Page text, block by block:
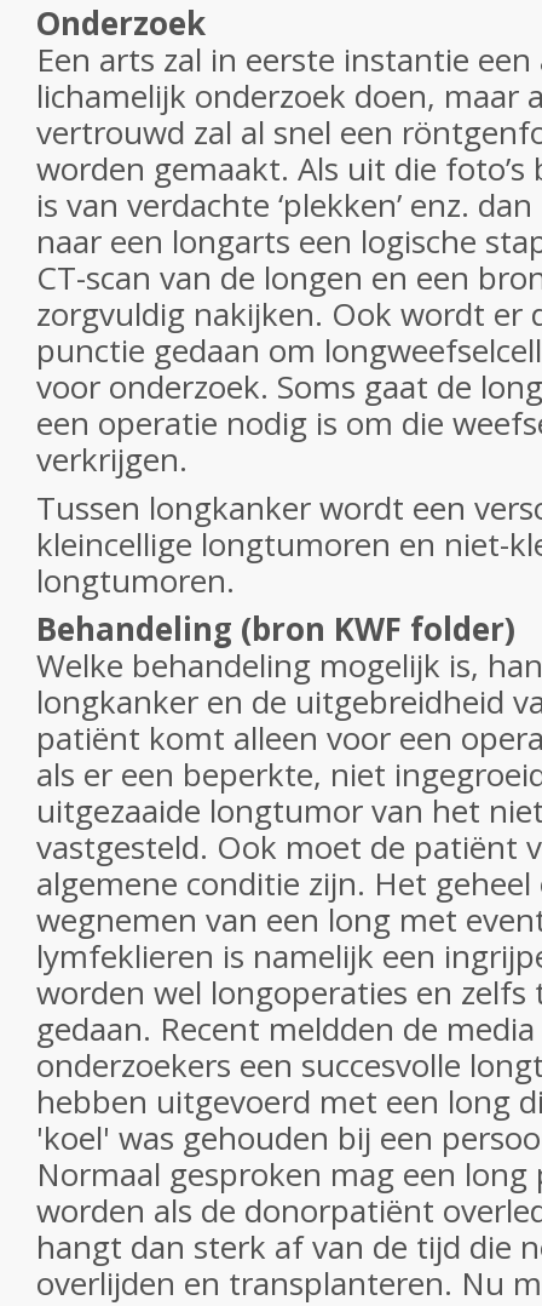
Onderzoek
Een arts zal in eerste instantie
lichamelijk onderzoek doen, maar
vertrouwd zal al snel een
worden gemaakt. Als uit die
is van verdachte ‘plekken’ enz.
naar een longarts een logische
CT-scan van de longen en een
zorgvuldig nakijken. Ook wordt er
punctie gedaan om
voor onderzoek. Soms gaat de
een operatie nodig is om die
verkrijgen.
Tussen longkanker wordt een
kleincellige longtumoren en niet-
longtumoren.
Behandeling (bron KWF folder)
Welke behandeling mogelijk is,
longkanker en de uitgebreidheid
patiënt komt alleen voor een
als er een beperkte, niet
uitgezaaide longtumor van het
vastgesteld. Ook moet de patiënt
algemene conditie zijn. Het
wegnemen van een long met
lymfeklieren is namelijk een
worden wel longoperaties en
gedaan. Recent meldden de
onderzoekers een succesvolle
hebben uitgevoerd met een long
'koel' was gehouden bij een
Normaal gesproken mag een
worden als de donorpatiënt
hangt dan sterk af van de tijd die
overlijden en transplanteren. Nu